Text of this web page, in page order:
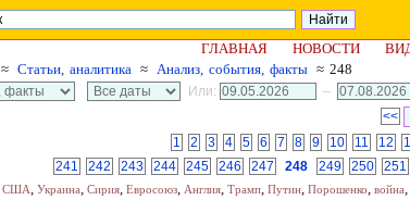
ГЛАВНАЯ
НОВОСТИ
≈ Статьи, аналитика ≈ Анализ, события, факты ≈ 248
Или:
–
<<
1
2 3 4 5 6 7 8 9 10 11 12
241
242 243 244 245 246 247 248 249 250 251
США, Украина, Сирия, Евросоюз, Англия, Трамп, Путин, Порошенко, война,